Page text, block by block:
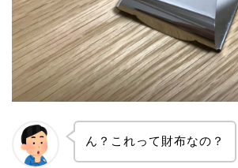
ん？これって財布なの？